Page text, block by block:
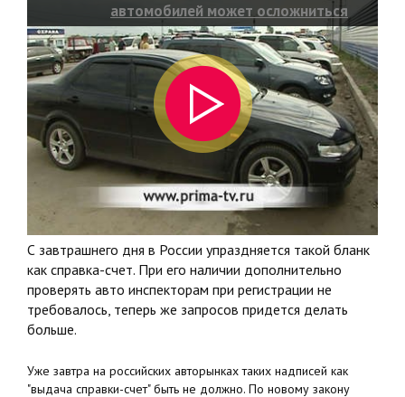
автомобилей может осложниться
С завтрашнего дня в России упраздняется такой бланк
как справка-счет. При его наличии дополнительно
проверять авто инспекторам при регистрации не
требовалось, теперь же запросов придется делать
больше.
Уже завтра на российских авторынках таких надписей как
"выдача справки-счет" быть не должно. По новому закону